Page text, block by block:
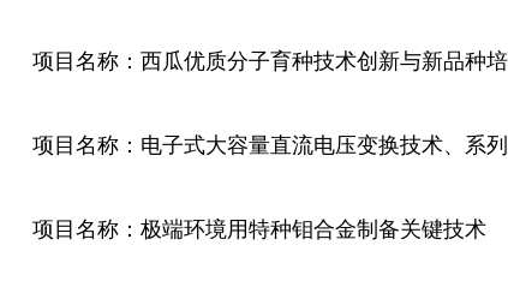
项目名称：西瓜优质分子育种技术创新与新品种
项目名称：电子式大容量直流电压变换技术、系列
项目名称：极端环境用特种钼合金制备关键技术